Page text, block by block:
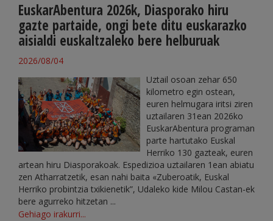
EuskarAbentura 2026k, Diasporako hiru
gazte partaide, ongi bete ditu euskarazko
aisialdi euskaltzaleko bere helburuak
2026/08/04
Uztail osoan zehar 650
kilometro egin ostean,
euren helmugara iritsi ziren
uztailaren 31ean 2026ko
EuskarAbentura programan
parte hartutako Euskal
Herriko 130 gazteak, euren
artean hiru Diasporakoak. Espedizioa uztailaren 1ean abiatu
zen Atharratzetik, esan nahi baita «Zuberoatik, Euskal
Herriko probintzia txikienetik”, Udaleko kide Milou Castan-ek
bere agurreko hitzetan ...
Gehiago irakurri...